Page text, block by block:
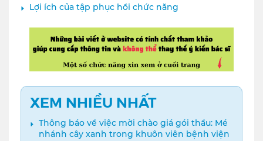
Lợi ích của tập phục hồi chức năng
XEM NHIỀU NHẤT
Thông báo về việc mời chào giá gói thầu: Mé
nhánh cây xanh trong khuôn viên bệnh viện